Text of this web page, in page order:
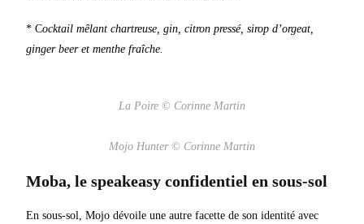
* Cocktail mêlant chartreuse, gin, citron pressé, sirop d’orgeat,
ginger beer et menthe fraîche.
La Poire © Corinne Martin
Mojo Hunter © Corinne Martin
Moba, le speakeasy confidentiel en sous-sol
En sous-sol, Mojo dévoile une autre facette de son identité avec